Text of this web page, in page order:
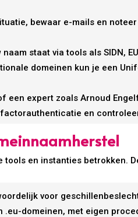
bewaar e-mails en
staat via tools als SIDN,
domeinen kun je een
een expert zoals Arnoud
en
en instanties betrokken.
voor
domeinen, met eigen